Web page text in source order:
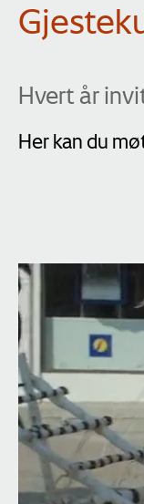
Hvert år
Her kan du